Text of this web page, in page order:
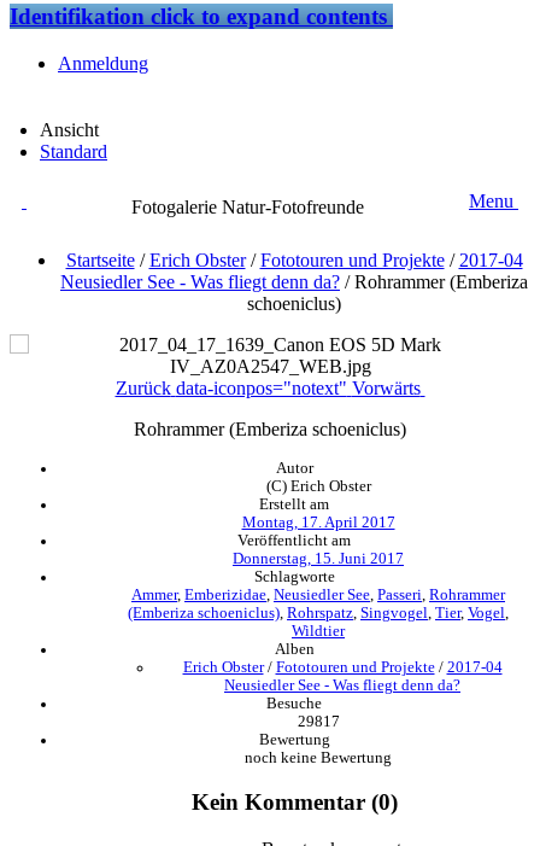
Identifikationclick to expand contents
Anmeldung
Ansicht
Standard
Fotogalerie Natur-Fotofreunde Menu
Startseite/Erich Obster/Fototouren und Projekte/ 2017-04
Neusiedler See - Was fliegt denn da? /Rohrammer (Emberiza
schoeniclus)
Zurück data-iconpos="notext" Vorwärts
Rohrammer (Emberiza schoeniclus)
Autor
(C) Erich Obster
Erstellt am
Montag, 17. April 2017
Veröffentlicht am
Donnerstag, 15. Juni 2017
Schlagworte
Ammer, Emberizidae Neusiedler See Passeri Rohrammer
(Emberiza schoeniclus) Rohrspatz Singvogel Tier, Vogel
Wildtier
Alben
Erich Obster/ Fototouren und Projekte/ 2017-04
Neusiedler See - Was fliegt denn da?
Besuche
29817
Bewertung
noch keine Bewertung
Kein Kommentar (0)